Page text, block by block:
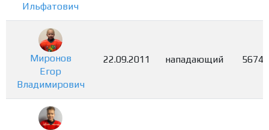
Ильфатович
Миронов
Егор
Владимирович
22.09.2011 нападающий 5674